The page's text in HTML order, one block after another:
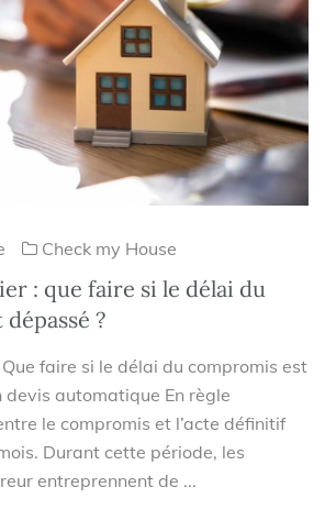
Check my House
: que faire si le délai du
?
faire si le délai du compromis est
devis automatique En règle
le compromis et l’acte définitif
Durant cette période, les
entreprennent de ...